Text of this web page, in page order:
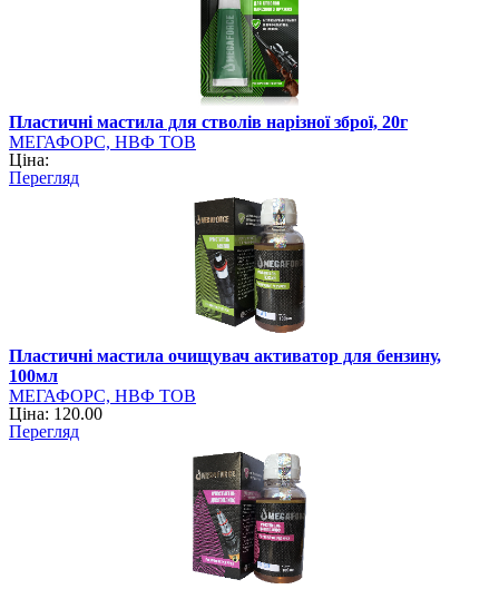
Пластичні мастила для стволів нарізної зброї, 20г
МЕГАФОРС, НВФ ТОВ
Ціна:
Перегляд
Пластичні мастила очищувач активатор для бензину,
100мл
МЕГАФОРС, НВФ ТОВ
Ціна: 120.00
Перегляд